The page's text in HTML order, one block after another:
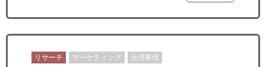
リサーチ マーケティング
台湾事情